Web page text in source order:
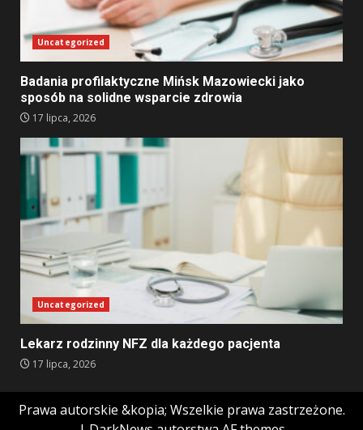
Uncategorized
Badania profilaktyczne Mińsk Mazowiecki jako
sposób na solidne wsparcie zdrowia
17 lipca, 2026
Uncategorized
Lekarz rodzinny NFZ dla każdego pacjenta
17 lipca, 2026
Prawa autorskie &kopia; Wszelkie prawa zastrzeżone.